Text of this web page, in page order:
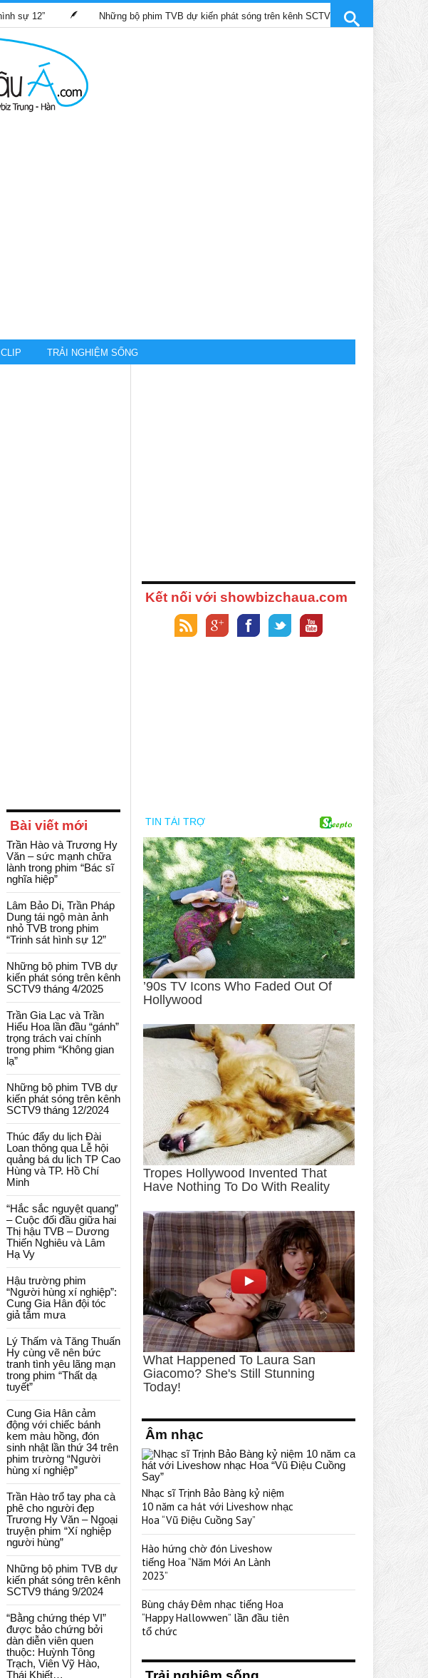
Những bộ phim TVB dự kiến phát sóng trên kênh SCTV9 tháng 4/2025
CLIP TRẢI NGHIỆM SỐNG
Bài viết mới
Trần Hào và Trương Hy
Văn – sức mạnh chữa
lành trong phim “Bác sĩ
nghĩa hiệp”
Lâm Bảo Di, Trần Pháp
Dung tái ngộ màn ảnh
nhỏ TVB trong phim
“Trinh sát hình sự 12”
Những bộ phim TVB dự
kiến phát sóng trên kênh
SCTV9 tháng 4/2025
Trần Gia Lạc và Trần
Hiểu Hoa lần đầu “gánh”
trọng trách vai chính
trong phim “Không gian
lạ”
Những bộ phim TVB dự
kiến phát sóng trên kênh
SCTV9 tháng 12/2024
Thúc đẩy du lịch Đài
Loan thông qua Lễ hội
quảng bá du lịch TP Cao
Hùng và TP. Hồ Chí
Minh
“Hắc sắc nguyệt quang”
– Cuộc đối đầu giữa hai
Thị hậu TVB – Dương
Thiến Nghiêu và Lâm
Hạ Vy
Hậu trường phim
“Người hùng xí nghiệp”:
Cung Gia Hân đội tóc
giả tắm mưa
Lý Thấm và Tăng Thuấn
Hy cùng vẽ nên bức
tranh tình yêu lãng mạn
trong phim “Thất dạ
tuyết”
Cung Gia Hân cảm
động với chiếc bánh
kem màu hồng, đón
sinh nhật lần thứ 34 trên
phim trường “Người
hùng xí nghiệp”
Trần Hào trổ tay pha cà
phê cho người đẹp
Trương Hy Văn – Ngoại
truyện phim “Xí nghiệp
người hùng”
Những bộ phim TVB dự
kiến phát sóng trên kênh
SCTV9 tháng 9/2024
“Bằng chứng thép VI”
được bảo chứng bởi
dàn diễn viên quen
thuộc: Huỳnh Tông
Trạch, Viên Vỹ Hào,
Thái Khiết…
Kết nối với showbizchaua.com
Âm nhạc
Nhạc sĩ Trịnh Bảo Bàng kỷ niệm
10 năm ca hát với Liveshow nhạc
Hoa “Vũ Điệu Cuồng Say”
Hào hứng chờ đón Liveshow
tiếng Hoa “Năm Mới An Lành
2023”
Bùng cháy Đêm nhạc tiếng Hoa
“Happy Hallowwen” lần đầu tiên
tổ chức